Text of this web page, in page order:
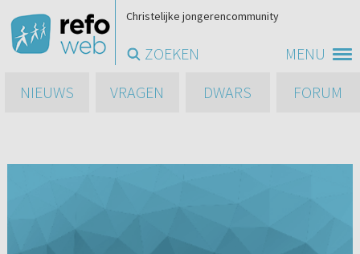
MENU
Christelijke jongerencommunity
ZOEKEN
NIEUWS
VRAGEN DWARS FORUM